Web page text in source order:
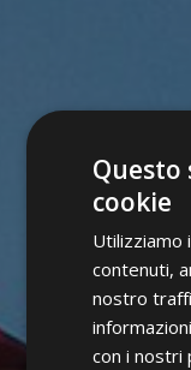
Questo
cookie
Utilizziamo
contenuti,
nostro
con i nostri